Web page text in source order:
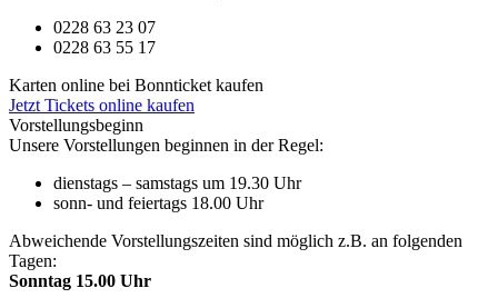
0228 63 23 07
0228 63 55 17
Karten online bei Bonnticket kaufen
Jetzt Tickets online kaufen
Vorstellungsbeginn
Unsere Vorstellungen beginnen in der Regel:
dienstags – samstags um 19.30 Uhr
sonn- und feiertags 18.00 Uhr
Abweichende Vorstellungszeiten sind möglich z.B. an folgenden
Tagen:
Sonntag 15.00 Uhr